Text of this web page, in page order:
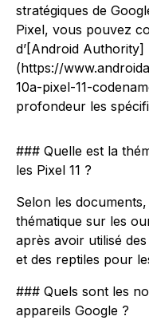
stratégiques de
Pixel, vous pouvez
d’[Android Authority]
(https://
10a-pixel-11-
profondeur les
### Quelle est la
les Pixel 11 ?
Selon les
thématique sur les
après avoir utilisé
et des reptiles pour
### Quels sont les
appareils Google ?